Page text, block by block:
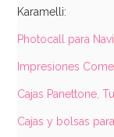
Karamelli:
Photocall para
Impresiones
Cajas Panettone,
Cajas y bolsas